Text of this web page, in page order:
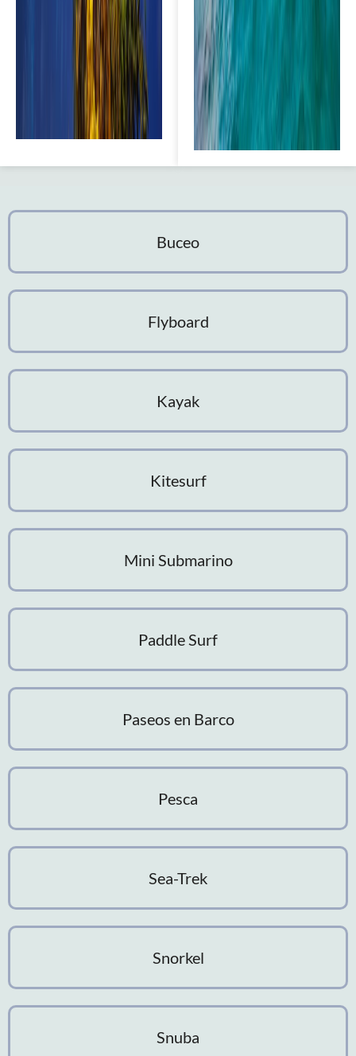
Buceo
Flyboard
Kayak
Kitesurf
Mini Submarino
Paddle Surf
Paseos en Barco
Pesca
Sea-Trek
Snorkel
Snuba